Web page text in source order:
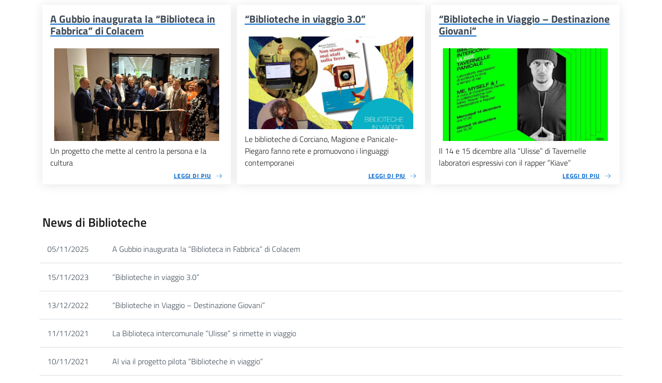
A Gubbio inaugurata la “Biblioteca in
Fabbrica” di Colacem
Un progetto che mette al centro la persona e la
cultura
LEGGI DI PIU
“Biblioteche in viaggio 3.0”
Le biblioteche di Corciano, Magione e Panicale-
Piegaro fanno rete e promuovono i linguaggi
contemporanei
LEGGI DI PIU
“Biblioteche in Viaggio – Destinazione
Giovani”
Il 14 e 15 dicembre alla “Ulisse” di Tavernelle
laboratori espressivi con il rapper “Kiave”
LEGGI DI PIU
News di Biblioteche
05/11/2025 A Gubbio inaugurata la “Biblioteca in Fabbrica” di Colacem
15/11/2023 “Biblioteche in viaggio 3.0”
13/12/2022 “Biblioteche in Viaggio – Destinazione Giovani”
11/11/2021 La Biblioteca intercomunale “Ulisse” si rimette in viaggio
10/11/2021 Al via il progetto pilota “Biblioteche in viaggio”